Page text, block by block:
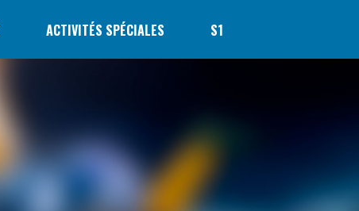
ACTIVITÉS SPÉCIALES S1